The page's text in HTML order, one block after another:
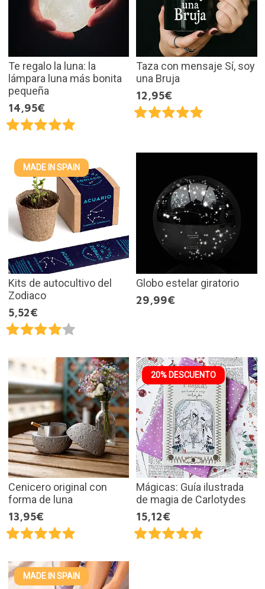
Te regalo la luna: la
lámpara luna más bonita
pequeña
14,95€
Taza con mensaje Sí, soy
una Bruja
12,95€
MADE IN SPAIN
Kits de autocultivo del
Zodiaco
5,52€
Globo estelar giratorio
29,99€
Cenicero original con
forma de luna
13,95€
20% DESCUENTO
Mágicas: Guía ilustrada
de magia de Carlotydes
15,12€
MADE IN SPAIN